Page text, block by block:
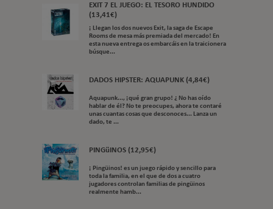
EXIT 7 EL JUEGO: EL TESORO HUNDIDO
(13,41€)
¡ Llegan los dos nuevos Exit, la saga de Escape
Rooms de mesa más premiada del mercado! En
esta nueva entrega os embarcáis en la traicionera
búsque...
DADOS HIPSTER: AQUAPUNK (4,84€)
Aquapunk..., ¡qué gran grupo! ¿ No has oído
hablar de él? No te preocupes, ahora te contaré
unas cuantas cosas que desconoces... Lanza un
dado, te ...
PINGüINOS (12,95€)
¡ Pingüinos! es un juego rápido y sencillo para
toda la familia, en el que de dos a cuatro
jugadores controlan familias de pingüinos
realmente hamb...